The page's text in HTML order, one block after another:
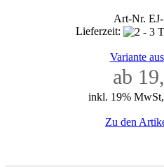
Art-Nr.
Lieferzeit:
Variante
ab
inkl. 19% MwSt,
Zu den